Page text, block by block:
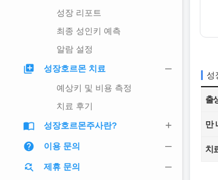
성장 리포트
최종 성인키 예측
알람 설정
library_add
성장호르몬 치료
예상키 및 비용 측정
치료 후기
import_contacts 성장호르몬주사란?
help 이용 문의
find_replace 제휴 문의
성
출
만
치